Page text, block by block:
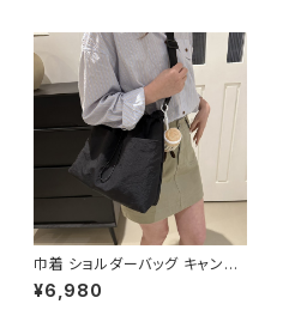
巾着 ショルダーバッグ キャンバ
ス 肩掛けバッグ レディース バッ
グ 大容量 軽量 ナチュラル カジ
¥6,980